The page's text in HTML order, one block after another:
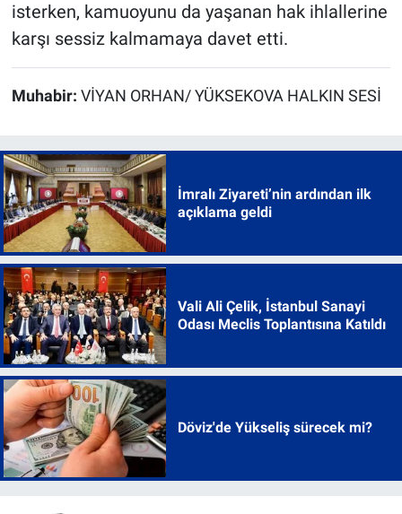
isterken, kamuoyunu da yaşanan hak ihlallerine
karşı sessiz kalmamaya davet etti.
Muhabir: VİYAN ORHAN/ YÜKSEKOVA HALKIN SESİ
İmralı Ziyareti’nin ardından ilk
açıklama geldi
Vali Ali Çelik, İstanbul Sanayi
Odası Meclis Toplantısına Katıldı
Döviz'de Yükseliş sürecek mi?